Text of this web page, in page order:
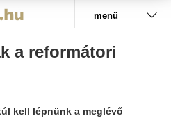
menü
a reformátori
kell lépnünk a meglévő